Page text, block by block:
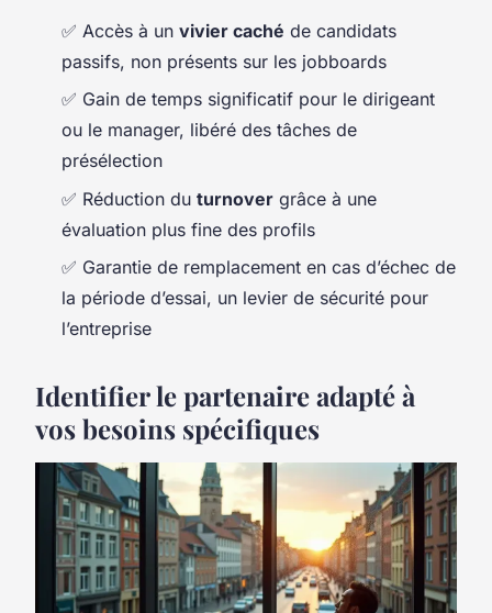
✅ Accès à un vivier caché de candidats
passifs, non présents sur les jobboards
✅ Gain de temps significatif pour le dirigeant
ou le manager, libéré des tâches de
présélection
✅ Réduction du turnover grâce à une
évaluation plus fine des profils
✅ Garantie de remplacement en cas d’échec de
la période d’essai, un levier de sécurité pour
l’entreprise
Identifier le partenaire adapté à
vos besoins spécifiques